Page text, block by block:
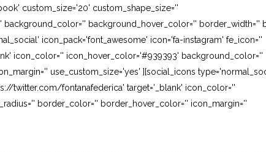
custom_size='20' custom_shape_size=''
background_hover_color='' border_width=''
icon_pack='font_awesome' icon='fa-instagram' fe_icon=''
icon_color='' icon_hover_color='#939393' background_color=''
use_custom_size='yes' ][social_icons
twitter.com/fontanafederica' target='_blank' icon_color=''
border_color='' border_hover_color='' icon_margin=''